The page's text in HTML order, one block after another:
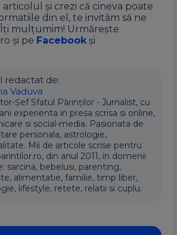
și crezi că cineva poate
din el, te invităm să ne
Îți mulțumim! Urmărește
și pe Facebook și
redactat de:
Vaduva
Șef Sfatul Părinților - Jurnalist, cu
experienta in presa scrisa si online,
si social-media. Pasionata de
personala, astrologie,
Mii de articole scrise pentru
din anul 2011, in domenii
sarcina, bebelusi, parenting,
alimentatie, familie, timp liber,
lifestyle, retete, relatii si cuplu.